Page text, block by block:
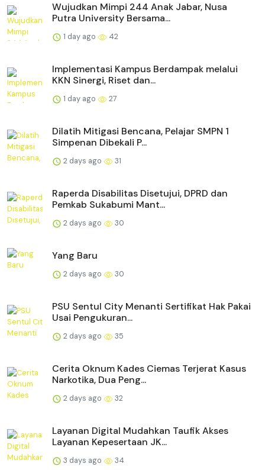
Wujudkan Mimpi 244 Anak Jabar, Nusa
Putra University Bersama...
1 day ago 42
Implementasi Kampus Berdampak melalui
KKN Sinergi, Riset dan...
1 day ago 27
Dilatih Mitigasi Bencana, Pelajar SMPN 1
Simpenan Dibekali P...
2 days ago 31
Raperda Disabilitas Disetujui, DPRD dan
Pemkab Sukabumi Mant...
2 days ago 30
Yang Baru
2 days ago 30
PSU Sentul City Menanti Sertifikat Hak Pakai
Usai Pengukuran...
2 days ago 35
Cerita Oknum Kades Ciemas Terjerat Kasus
Narkotika, Dua Peng...
2 days ago 32
Layanan Digital Mudahkan Taufik Akses
Layanan Kepesertaan JK...
3 days ago 34